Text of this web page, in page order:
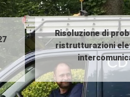
Risoluzione di
ristrutturazioni